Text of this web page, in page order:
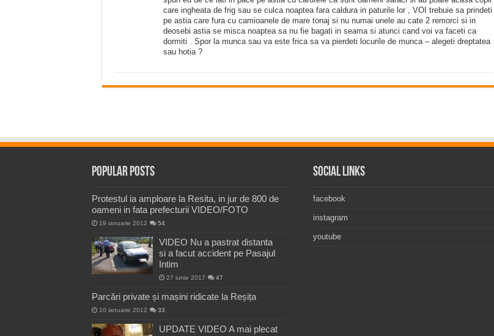
care ingheata de frig sau se culca noaptea fara caldura in paturile lor , VOI trebuie sa prindeti
pe astia care fura cu camioanele de mare tonaj si nu numai unele au cate 2 remorci si in
deosebi astia se misca noaptea sa nu fie bagati in seama si atunci cand voi va faceti ca
dormiti . Spor la munca sau va este frica sa va pierdeti locurile de munca – alegeti dreptatea
sau hotia ?
Popular Posts
Protestul ia amploare la Resita, in jur de 800 de
oameni in fata prefecturii VIDEO/FOTO
19 ianuarie 2012 54
VIDEO Nu a pastrat distanta
si a facut accident pe Pasajul
Intim
27 iunie 2017 47
Parcări private și mașini ridicate la Reșița
10 ianuarie 2012 33
UPDATE VIDEO A mai plecat
Social Links
facebook
instagram
youtube